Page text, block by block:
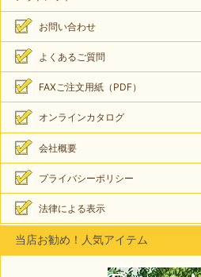
お問い合わせ
よくあるご質問
FAXご注文用紙（PDF）
オンラインカタログ
会社概要
プライバシーポリシー
法律による表示
当店お勧め！人気アイテム